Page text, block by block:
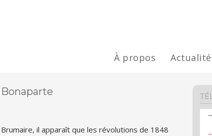
À propos
Bonaparte
, il apparaît que les révolutions de 1848